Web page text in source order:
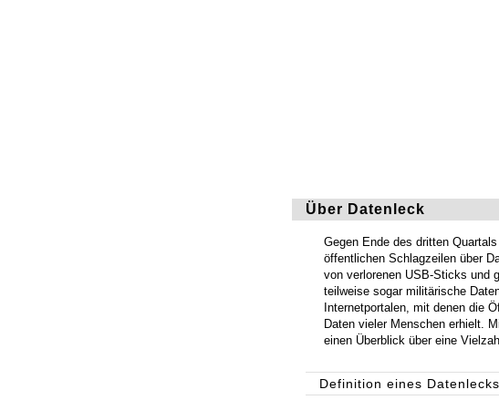
Über Datenleck
Gegen Ende des dritten
öffentlichen Schlagzeilen über
von verlorenen USB-Sticks und
teilweise sogar militärische
Internetportalen, mit denen die
Daten vieler Menschen erhielt.
einen Überblick über eine
Definition eines Datenlecks